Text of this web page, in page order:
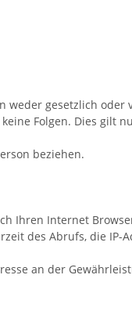
gesetzlich
Folgen. Dies gilt
beziehen.
Ihren Internet
des Abrufs, die
an der